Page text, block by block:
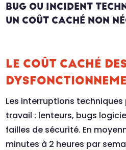
BUG OU INCIDENT
UN COÛT CACHÉ NON
LE COÛT CACHÉ
Les interruptions
travail : lenteurs, bugs
failles de sécurité. En
minutes à 2 heures par